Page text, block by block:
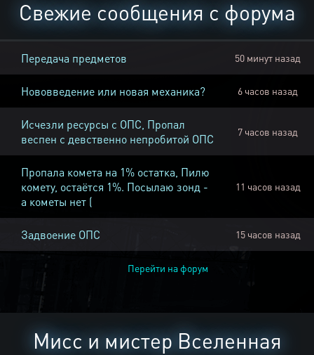
Свежие сообщения с форума
Передача предметов 50 минут назад
Нововведение или новая механика? 6 часов назад
Исчезли ресурсы с ОПС, Пропал
веспен с девственно непробитой ОПС
7 часов назад
Пропала комета на 1% остатка, Пилю
комету, остаётся 1%. Посылаю зонд -
а кометы нет (
11 часов назад
Задвоение ОПС 15 часов назад
Перейти на форум
Мисс и мистер Вселенная